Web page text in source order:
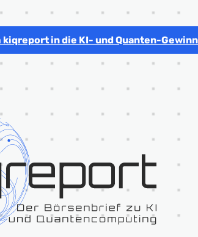
in die KI- und Quanten-